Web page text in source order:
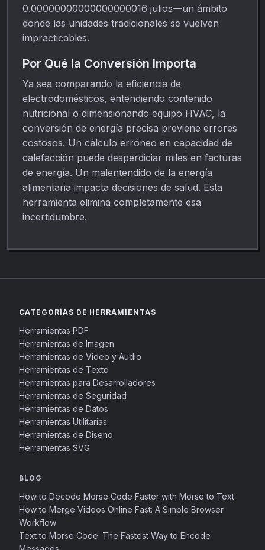
0.00000000000000000016 julios—un ámbito
donde las unidades tradicionales se vuelven
impracticables.
Por Qué la Conversión Importa
Ya sea comparando la eficiencia de
electrodomésticos, entendiendo contenido
nutricional o dimensionando equipo HVAC, la
conversión de energía precisa previene errores
costosos. Un cálculo erróneo en capacidad de
calefacción puede desperdiciar miles en facturas
de energía. Un malentendido de la energía
alimentaria impacta decisiones de salud. Esta
herramienta elimina completamente esa
incertidumbre.
CATEGORÍAS DE HERRAMIENTAS
Herramientas PDF
Herramientas de Imagen
Herramientas de Video y Audio
Herramientas de Texto
Herramientas para Desarrolladores
Herramientas de Seguridad
Herramientas de Datos
Herramientas Utilitarias
Herramientas de Diseno
Herramientas SVG
BLOG
How to Decode Morse Code Faster with Morse to Text
How to Merge Videos Online Fast: A Simple Browser
Workflow
Text to Morse Code: The Fastest Way to Encode